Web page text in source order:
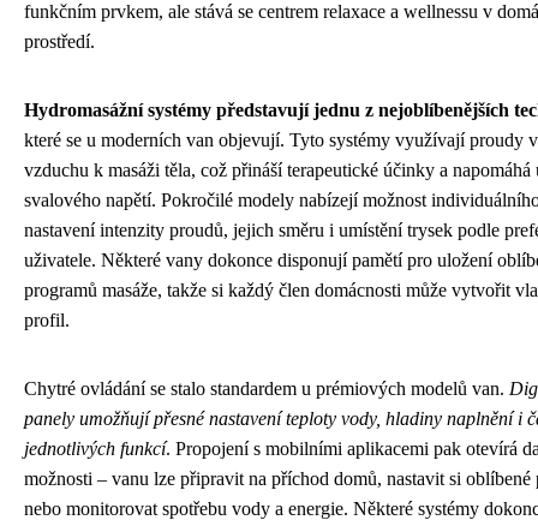
funkčním prvkem, ale stává se centrem relaxace a wellnessu v
prostředí.
Hydromasážní systémy představují jednu z nejoblíbenějších
které se u moderních van objevují. Tyto systémy využívají proudy
vzduchu k masáži těla, což přináší terapeutické účinky a napomáhá
svalového napětí. Pokročilé modely nabízejí možnost
nastavení intenzity proudů, jejich směru i umístění trysek podle
uživatele. Některé vany dokonce disponují pamětí pro uložení
programů masáže, takže si každý člen domácnosti může vytvořit
profil.
Chytré ovládání se stalo standardem u prémiových modelů van.
panely umožňují přesné nastavení teploty vody, hladiny naplnění i
jednotlivých funkcí. Propojení s mobilními aplikacemi pak otevírá
možnosti – vanu lze připravit na příchod domů, nastavit si oblíbené
nebo monitorovat spotřebu vody a energie. Některé systémy